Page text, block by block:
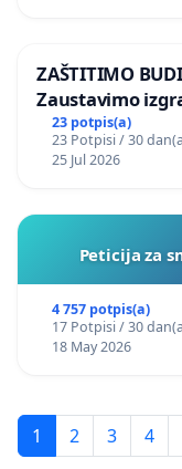
ZAŠTITIMO
Zaustavimo
Vedrine na
23 potpis(a)
23 Potpisi / 30
25 Jul 2026
Peticija za
4 757 potpis(a)
17 Potpisi / 30
18 May 2026
1 2 3 4